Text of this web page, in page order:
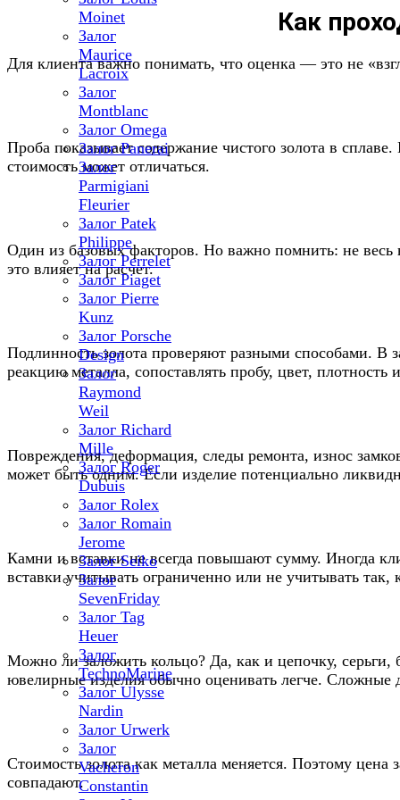
Moinet
Залог
Maurice
Lacroix
Залог
Montblanc
Залог Omega
Залог Panerai
Залог
Parmigiani
Fleurier
Залог Patek
Philippe
Залог Perrelet
Залог Piaget
Залог Pierre
Kunz
Залог Porsche
Design
Залог
Raymond
Weil
Залог Richard
Mille
Залог Roger
Dubuis
Залог Rolex
Залог Romain
Jerome
Залог Seiko
Залог
SevenFriday
Залог Tag
Heuer
Залог
TechnoMarine
Залог Ulysse
Nardin
Залог Urwerk
Залог
Vacheron
Constantin
Как
Для клиента важно понимать, что оценка — это не
Проба показывает содержание чистого золота в
стоимость может отличаться.
Один из базовых факторов. Но важно помнить: не весь
это влияет на расчет.
Подлинность золота проверяют разными способами. В
реакцию металла, сопоставлять пробу, цвет, плотность
Повреждения, деформация, следы ремонта, износ
может быть одним. Если изделие потенциально
Камни и вставки не всегда повышают сумму. Иногда
вставки учитывать ограниченно или не учитывать так,
Можно ли заложить кольцо? Да, как и цепочку, серьги,
ювелирные изделия обычно оценивать легче. Сложные
Стоимость золота как металла меняется. Поэтому
совпадают.